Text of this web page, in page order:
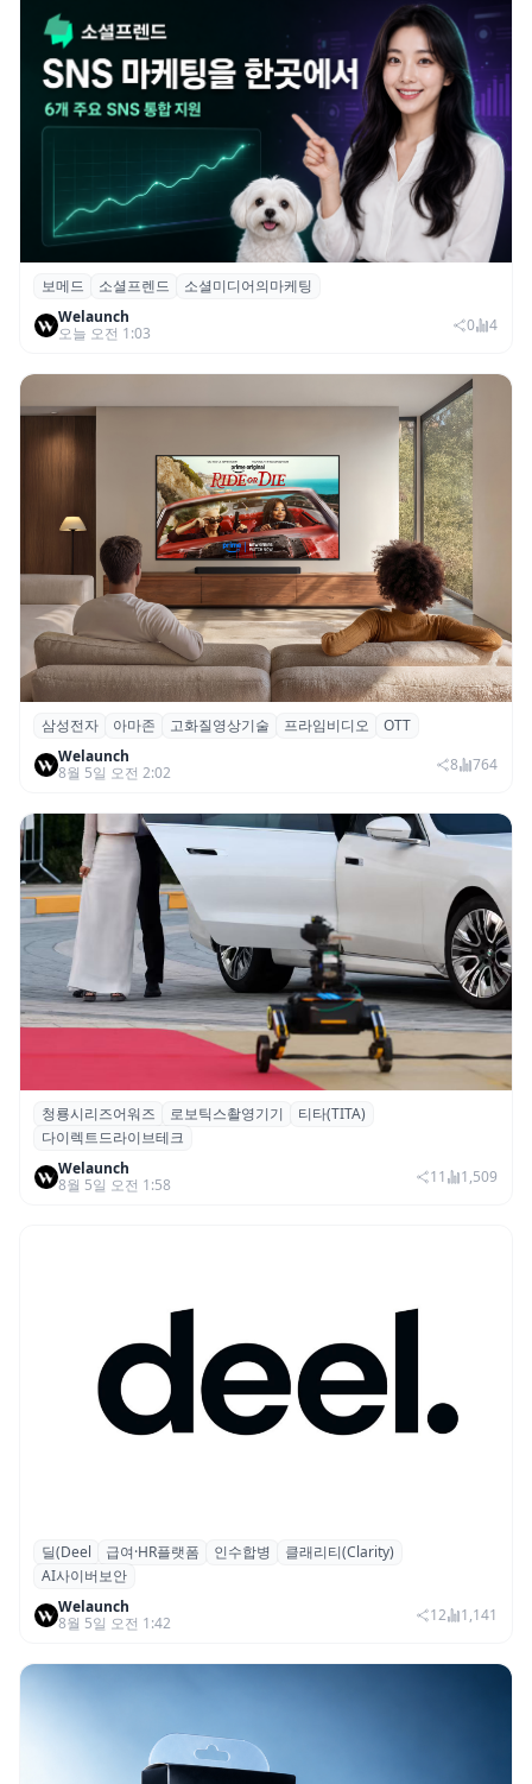
보메드 ‘소셜프렌드’, 유튜브·인스타 등 6개
SNS 마케팅 통합 지원
보메드 소셜프렌드
소셜미디어의마케팅
Welaunch
오늘 오전 1:03
0 4
삼성전자·아마존, 프라임 비디오에 ‘HDR10+
어드밴스드’ 적용
삼성전자 아마존 고화질영상기술 프라임비디오
OTT
Welaunch
8월 5일 오전 2:02
8 764
청룡시리즈어워즈 레드카펫에 등장한 바퀴
형 이족 보행 로봇 ‘티타(TITA)’
청룡시리즈어워즈 로보틱스촬영기기
티타(TITA)
다이렉트드라이브테크
Welaunch
8월 5일 오전 1:58
11 1,509
글로벌 HR 플랫폼 딜(Deel), ARR 15억 달러
돌파…AI 보안 역량 강화
딜(Deel 급여·HR플랫폼 인수합병
클래리티(Clarity)
AI사이버보안
Welaunch
8월 5일 오전 1:42
12 1,141